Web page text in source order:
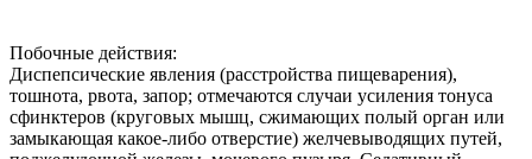
Побочные действия:
Диспепсические явления (расстройства пищеварения),
тошнота, рвота, запор; отмечаются случаи усиления тонуса
сфинктеров (круговых мышц, сжимающих полый орган или
замыкающая какое-либо отверстие) желчевыводящих путей,